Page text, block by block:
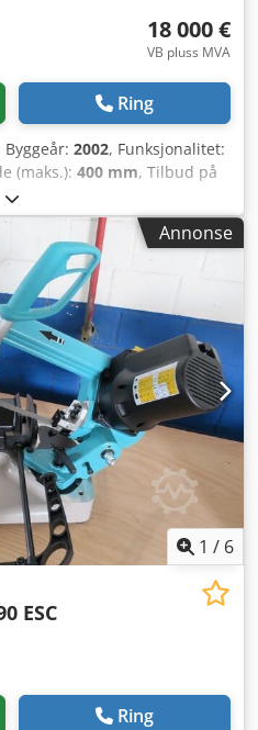
18 000 €
VB pluss MVA
Ring
Byggeår: 2002, Funksjonalitet:
(maks.): 400 mm, Tilbud på
FORTE-SBA361 Kjære
å kunne tilby vår
SBA 361, årsmodell
Tekniske data: Dcodpfst
400 mm
med stangretting •
bredde): 270 cm / 500 cm /
kan diskuteres)
Annonse
1 / 6
ESC
Ring